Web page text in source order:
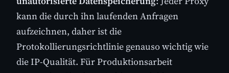
kann die durch ihn laufenden Anfragen
aufzeichnen, daher ist die
Protokollierungsrichtlinie genauso wichtig wie
die IP-Qualität. Für Produktionsarbeit